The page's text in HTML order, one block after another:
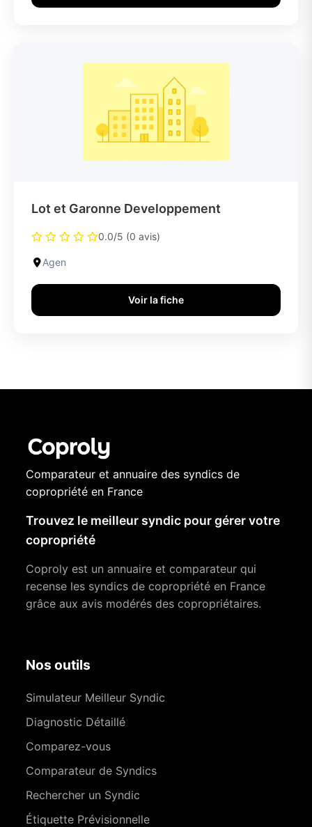
Lot et Garonne Developpement
0.0/5 (0 avis)
Agen
Voir la fiche
Comparateur et annuaire des syndics de
copropriété en France
Trouvez le meilleur syndic pour gérer votre
copropriété
Coproly est un annuaire et comparateur qui
recense les syndics de copropriété en France
grâce aux avis modérés des copropriétaires.
Nos outils
Simulateur Meilleur Syndic
Diagnostic Détaillé
Comparez-vous
Comparateur de Syndics
Rechercher un Syndic
Étiquette Prévisionnelle